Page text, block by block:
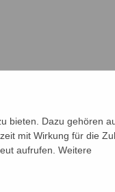
bieten. Dazu gehören
mit Wirkung für die
aufrufen. Weitere